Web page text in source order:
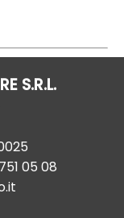
S.R.L.
05 08